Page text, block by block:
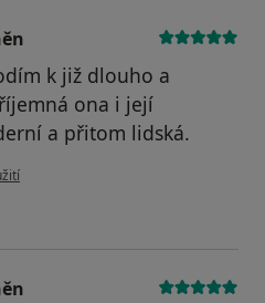
k již dlouho a
ona i její
a přitom lidská.
Váš účet byl odstraněn